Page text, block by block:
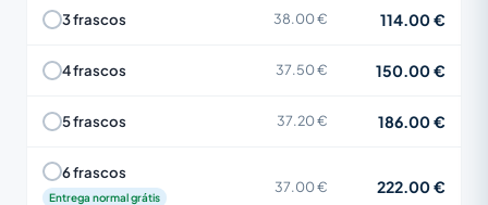
3 frascos 38.00 € 114.00 €
4 frascos 37.50 € 150.00 €
5 frascos 37.20 € 186.00 €
6 frascos
Entrega normal grátis
37.00 € 222.00 €